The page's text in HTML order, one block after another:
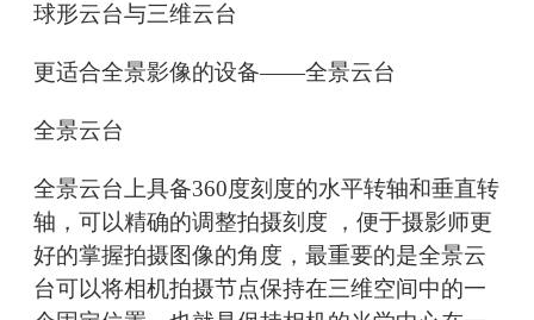
球形云台与三维云台
更适合全景影像的设备——全景云台
全景云台
全景云台上具备360度刻度的水平转轴和垂直转
轴，可以精确的调整拍摄刻度 ，便于摄影师更
好的掌握拍摄图像的角度，最重要的是全景云
台可以将相机拍摄节点保持在三维空间中的一